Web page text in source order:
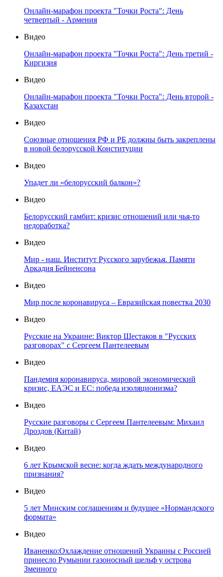
Онлайн-марафон проекта "Точки Роста": День
четвертый - Армения
Видео
Онлайн-марафон проекта "Точки Роста": День третий -
Киргизия
Видео
Онлайн-марафон проекта "Точки Роста": День второй -
Казахстан
Видео
Союзные отношения РФ и РБ должны быть закреплены
в новой белорусской Конституции
Видео
Упадет ли «белорусский балкон»?
Видео
Белорусский гамбит: кризис отношений или чья-то
недоработка?
Видео
Мир - наш. Институт Русского зарубежья. Памяти
Аркадия Бейненсона
Видео
Мир после коронавируса – Евразийская повестка 2030
Видео
Русские на Украине: Виктор Шестаков в "Русских
разговорах" с Сергеем Пантелеевым
Видео
Пандемия коронавируса, мировой экономический
кризис, ЕАЭС и ЕС: победа изоляционизма?
Видео
Русские разговоры с Сергеем Пантелеевым: Михаил
Дроздов (Китай)
Видео
6 лет Крымской весне: когда ждать международного
признания?
Видео
5 лет Минским соглашениям и будущее «Нормандского
формата»
Видео
Иваненко:Охлаждение отношений Украины с Россией
принесло Румынии газоносный шельф у острова
Змеиного